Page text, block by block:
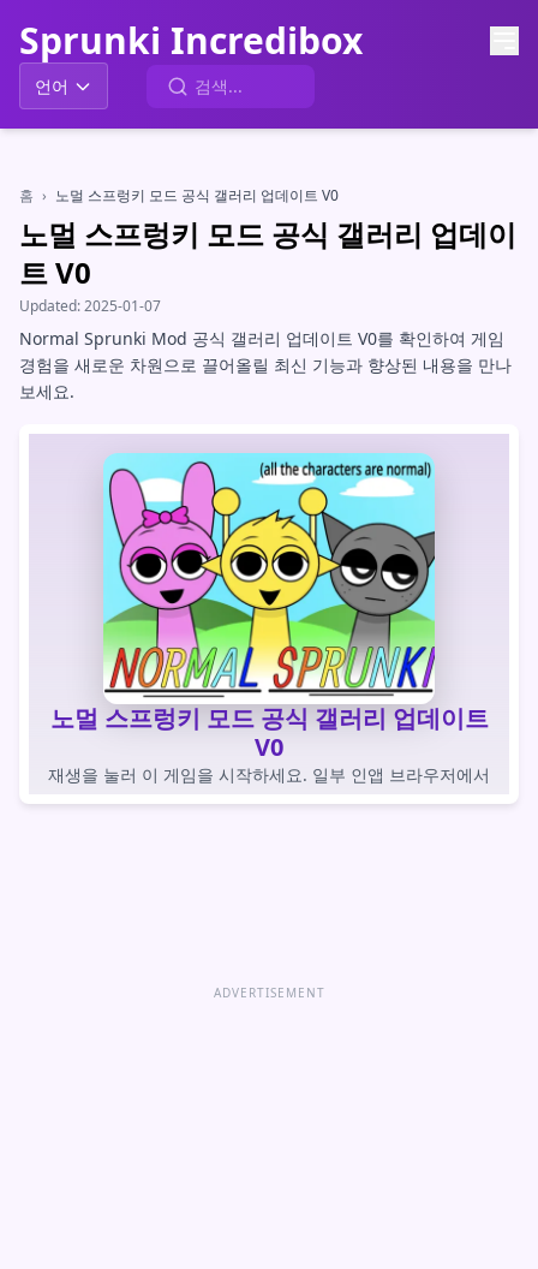
Sprunki Incredibox
언어
홈 › 노멀 스프렁키 모드 공식 갤러리 업데이트 V0
노멀 스프렁키 모드 공식 갤러리 업데이
트 V0
Updated:2025-01-07
Normal Sprunki Mod 공식 갤러리 업데이트 V0를 확인하여 게임
경험을 새로운 차원으로 끌어올릴 최신 기능과 향상된 내용을 만나
보세요.
노멀 스프렁키 모드 공식 갤러리 업데이트
V0
재생을 눌러 이 게임을 시작하세요. 일부 인앱 브라우저에서
는 자동 로드 게임이 차단됩니다.
ADVERTISEMENT